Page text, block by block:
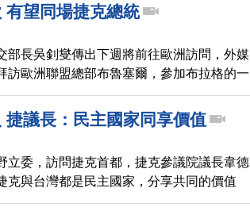
有望同場捷克總統
部長吳釗燮傳出下週將前往歐洲訪問，外媒
訪歐洲聯盟總部布魯塞爾，參加布拉格的一
克總統帕維爾同場，這是一項外交突破，目
。
捷議長：民主國家同享價值
立委，訪問捷克首都，捷克參議院議長韋德
克與台灣都是民主國家，分享共同的價值
國家屈服。